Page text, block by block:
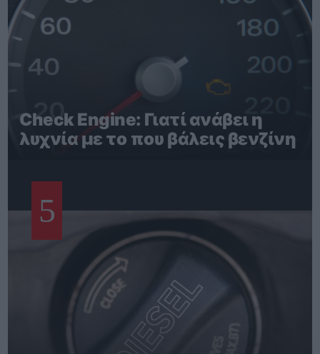
Check Engine: Γιατί ανάβει η
λυχνία με το που βάλεις βενζίνη
5